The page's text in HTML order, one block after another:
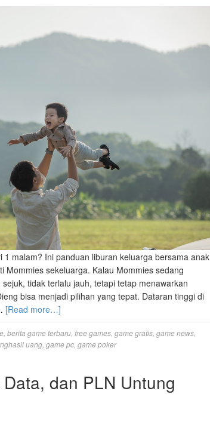
malam? Ini panduan liburan keluarga bersama anak
Mommies sekeluarga. Kalau Mommies sedang
tidak terlalu jauh, tetapi tetap menawarkan
bisa menjadi pilihan yang tepat. Dataran tinggi di
[Read more…]
berita game terbaru free games game gratis game news
uang game pc game poker
dan PLN Untung